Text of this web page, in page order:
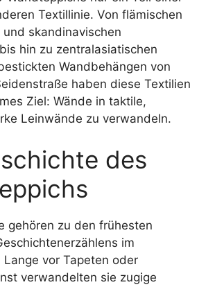
Textillinie. Von flämischen
und skandinavischen
hin zu zentralasiatischen
Wandbehängen von
haben diese Textilien
Ziel: Wände in taktile,
Leinwände zu verwandeln.
des
gehören zu den frühesten
im
Lange vor Tapeten oder
verwandelten sie zugige